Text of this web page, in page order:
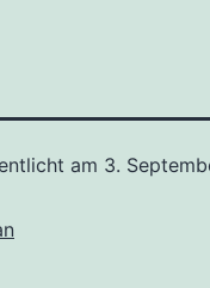
am 3.